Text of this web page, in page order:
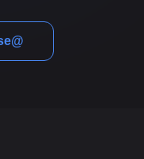
@Cloaking_House